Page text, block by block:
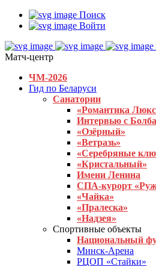
Поиск
Войти
Матч-центр
ЧМ-2026
Гид по Беларуси
Санатории
«Романтика
Интервью с
«Озёрный»
«Ветразь»
«Серебряные
«Кристальный»
Имени Ленина
СПА-курорт
«Чайка»
«Пралеска»
«Надзея»
Спортивные объекты
Национальный
Минск-Арена
РЦОП «Стайки»